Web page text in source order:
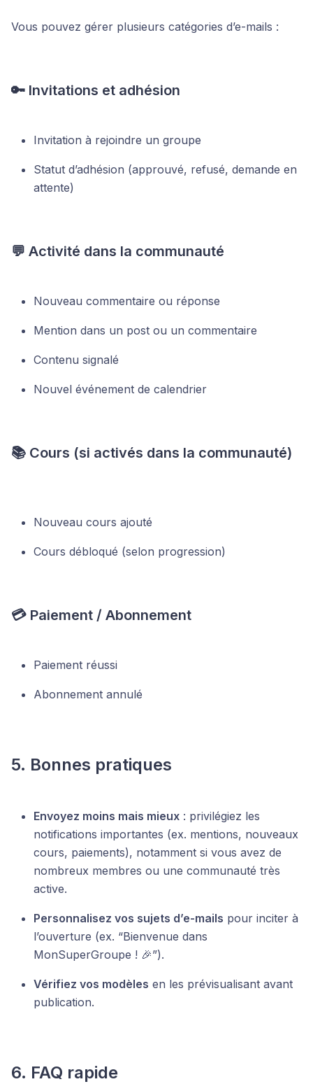
Vous pouvez gérer plusieurs catégories d’e-mails :
🔑 Invitations et adhésion
Invitation à rejoindre un groupe
Statut d’adhésion (approuvé, refusé, demande en
attente)
💬 Activité dans la communauté
Nouveau commentaire ou réponse
Mention dans un post ou un commentaire
Contenu signalé
Nouvel événement de calendrier
📚 Cours (si activés dans la communauté)
Nouveau cours ajouté
Cours débloqué (selon progression)
💳 Paiement / Abonnement
Paiement réussi
Abonnement annulé
5. Bonnes pratiques
Envoyez moins mais mieux : privilégiez les
notifications importantes (ex. mentions, nouveaux
cours, paiements), notamment si vous avez de
nombreux membres ou une communauté très
active.
Personnalisez vos sujets d’e-mails pour inciter à
l’ouverture (ex. “Bienvenue dans
MonSuperGroupe ! 🎉”).
Vérifiez vos modèles en les prévisualisant avant
publication.
6. FAQ rapide